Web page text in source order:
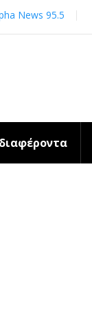
News 95.5